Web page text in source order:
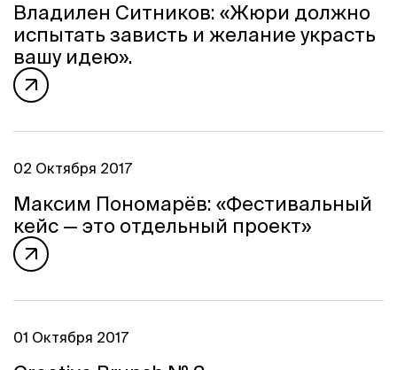
Владилен Ситников: «Жюри должно
испытать зависть и желание украсть
вашу идею».
02 Октября 2017
Максим Пономарёв: «Фестивальный
кейс — это отдельный проект»
01 Октября 2017